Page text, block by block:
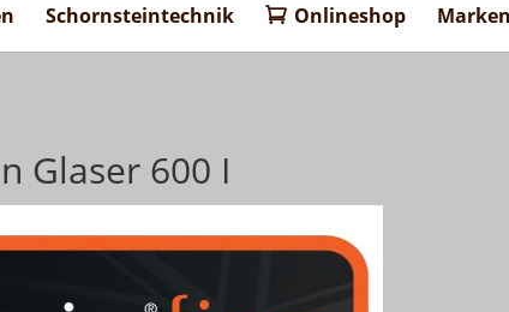
Schornsteintechnik Onlineshop Marken
Glaser 600 I